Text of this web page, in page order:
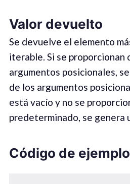
Valor devuelto
Se devuelve el elemento
iterable. Si se proporcionan
argumentos posicionales,
de los argumentos
está vacío y no se
predeterminado, se genera
Código de